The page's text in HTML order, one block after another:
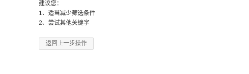
建议您：
1、适当减少筛选条件
2、尝试其他关键字
返回上一步操作